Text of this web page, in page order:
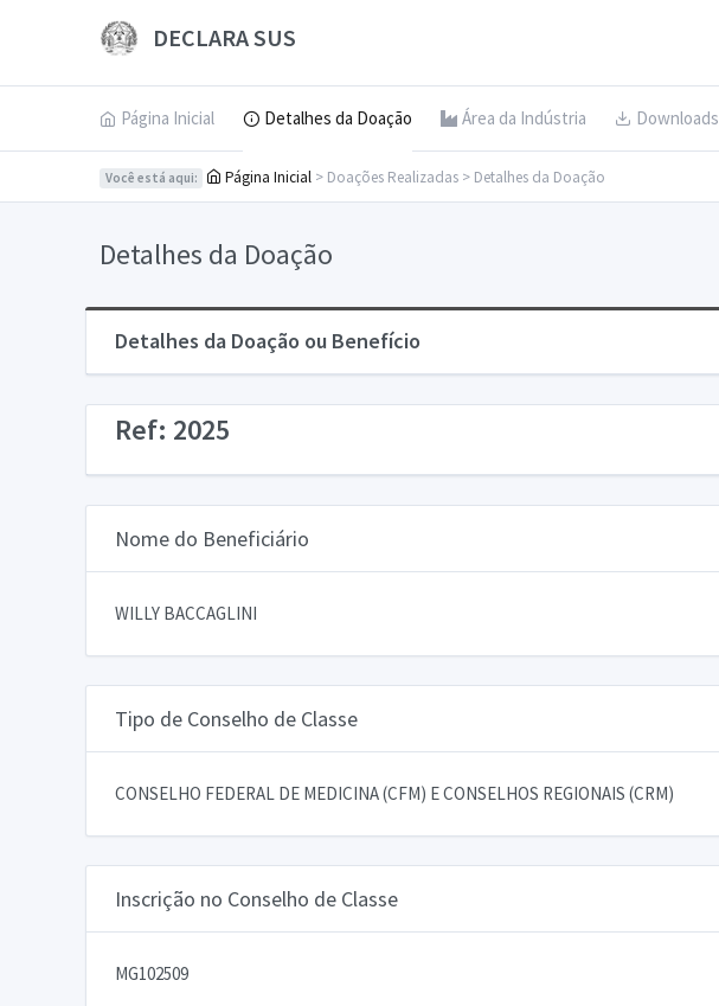
DECLARA SUS
Página Inicial Detalhes da Doação Área da Indústria Downloads
Você está aqui: Página Inicial > Doações Realizadas > Detalhes da Doação
Detalhes da Doação
Detalhes da Doação ou Benefício
Ref: 2025
Nome do Beneficiário
WILLY BACCAGLINI
Tipo de Conselho de Classe
CONSELHO FEDERAL DE MEDICINA (CFM) E CONSELHOS REGIONAIS (CRM)
Inscrição no Conselho de Classe
MG102509